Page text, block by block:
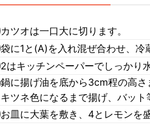
カツオは一口大に切ります。
袋に1と(A)を入れ混ぜ合わせ、
2はキッチンペーパーでしっかり
鍋に揚げ油を底から3cm程の高
キツネ色になるまで揚げ、バッ
お皿に大葉を敷き、4とレモンを